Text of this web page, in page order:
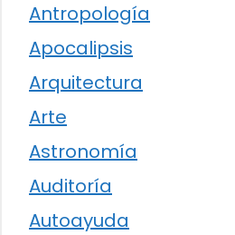
Antropología
Apocalipsis
Arquitectura
Arte
Astronomía
Auditoría
Autoayuda